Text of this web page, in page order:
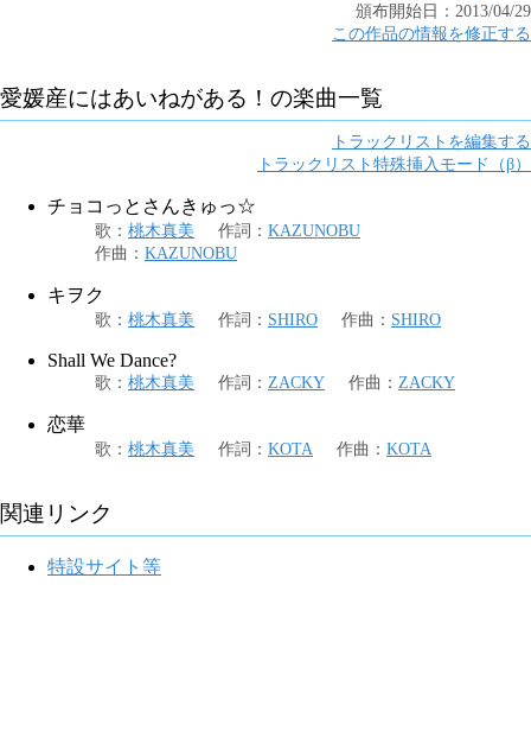
頒布開始日： 2013/04/29
この作品の情報を修正する
愛媛産にはあいねがある！ の楽曲一覧
トラックリストを編集する
トラックリスト特殊挿入モード（β）
チョコっとさんきゅっ☆
歌 ： 桃木真美 作詞 ： KAZUNOBU
作曲 ： KAZUNOBU
キヲク
歌 ： 桃木真美 作詞 ： SHIRO 作曲 ： SHIRO
Shall We Dance?
歌 ： 桃木真美 作詞 ： ZACKY 作曲 ： ZACKY
恋華
歌 ： 桃木真美 作詞 ： KOTA 作曲 ： KOTA
関連リンク
特設サイト等